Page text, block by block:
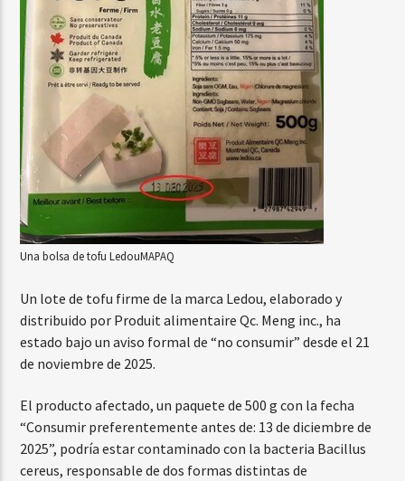
Una bolsa de tofu LedouMAPAQ
Un lote de tofu firme de la marca Ledou, elaborado y
distribuido por Produit alimentaire Qc. Meng inc., ha
estado bajo un aviso formal de “no consumir” desde el 21
de noviembre de 2025.
El producto afectado, un paquete de 500 g con la fecha
“Consumir preferentemente antes de: 13 de diciembre de
2025”, podría estar contaminado con la bacteria Bacillus
cereus, responsable de dos formas distintas de